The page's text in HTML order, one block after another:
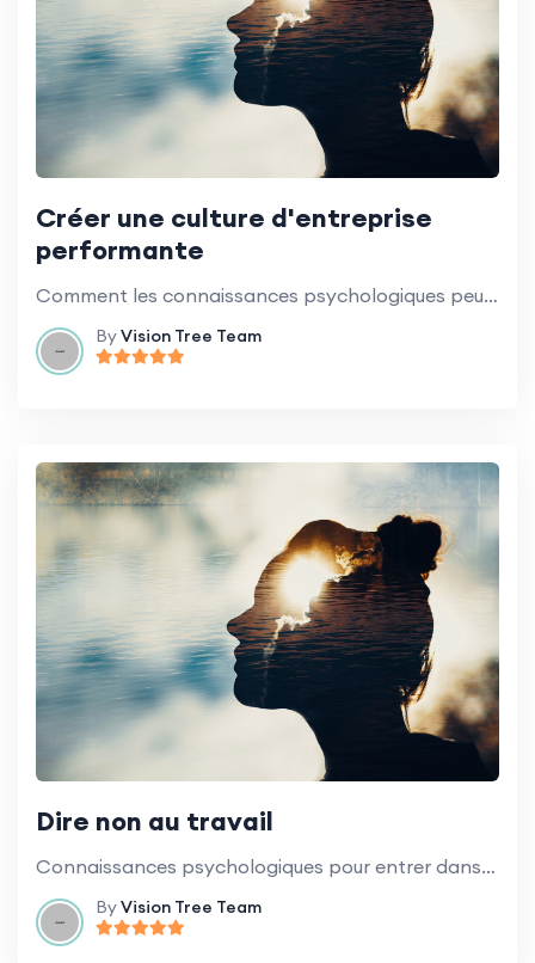
Créer une culture d'entreprise
performante
Comment les connaissances psychologiques peuvent aider à construire une culture du succès.
ByVision Tree Team
Dire non au travail
Connaissances psychologiques pour entrer dans des conversations difficiles et établir des limites.
ByVision Tree Team